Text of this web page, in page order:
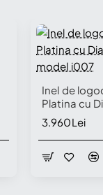
Inel de
Platina cu
model i007
3.960Lei